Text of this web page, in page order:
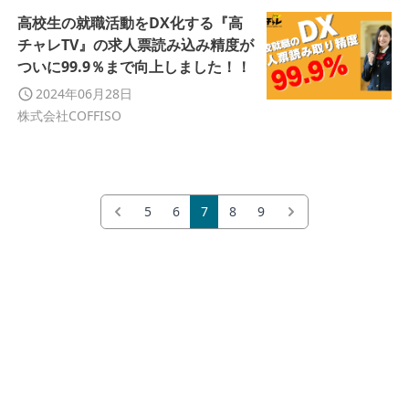
高校生の就職活動をDX化する『高
チャレTV』の求人票読み込み精度が
ついに99.9％まで向上しました！！
2024年06月28日
株式会社COFFISO
5 6 7 8 9